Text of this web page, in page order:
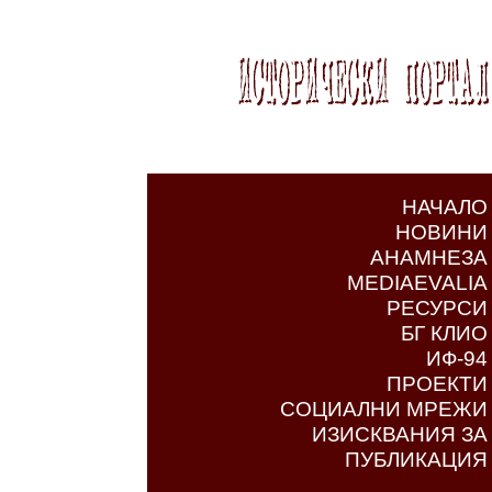
НАЧАЛО
НОВИНИ
АНАМНЕЗА
MEDIAEVALIA
РЕСУРСИ
БГ КЛИО
ИФ-94
ПРОЕКТИ
СОЦИАЛНИ МРЕЖИ
ИЗИСКВАНИЯ ЗА
ПУБЛИКАЦИЯ